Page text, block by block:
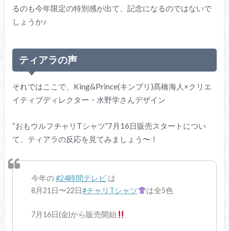
るのも今年限定の特別感が出て、記念になるのではないで
しょうか♪
ティアラの声
それではここで、King&Prince(キンプリ)髙橋海人×クリエ
イティブディレクター・水野学さんデザイン
“おもウルフチャリTシャツ”7月16日販売スタートについ
て、ティアラの反応を見てみましょう〜！
今年の#24時間テレビ は
8月21日〜22日#チャリTシャツ は全5色
7月16日(金)から販売開始